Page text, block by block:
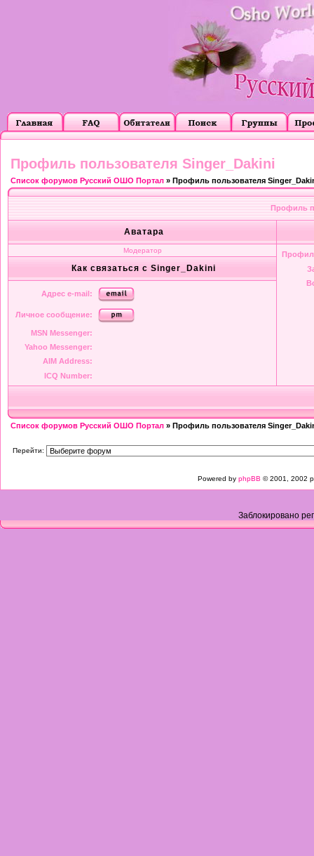
Профиль пользователя Singer_Dakini
Список форумов Русский ОШО Портал » Профиль пользователя
Профиль
Аватара
Модератор
Как связаться с Singer_Dakini
Адрес e-mail:
Личное сообщение:
MSN Messenger:
Yahoo Messenger:
AIM Address:
ICQ Number:
Список форумов Русский ОШО Портал » Профиль пользователя
Перейти:
Powered by phpBB © 2001, 2002
Заблокировано